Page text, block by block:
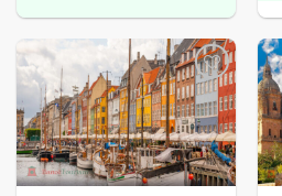
Add
to
wishlist